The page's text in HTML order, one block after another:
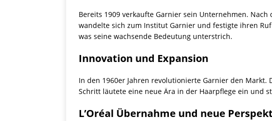
Bereits 1909 verkaufte Garnier sein Unternehmen.
wandelte sich zum Institut Garnier und festigte ihren
was seine wachsende Bedeutung unterstrich.
Innovation und Expansion
In den 1960er Jahren revolutionierte Garnier den
Schritt läutete eine neue Ära in der Haarpflege ein und
L’Oréal Übernahme und neue